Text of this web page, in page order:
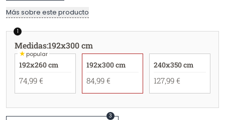
Más sobre este producto
1
Medidas:192x300 cm
★popular
192x260 cm
74,99 €
192x300 cm
84,99 €
240x350 cm
127,99 €
3